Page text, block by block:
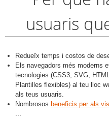
usuaris
Redueïx temps i costos de
Els navegadors més moderns
tecnologies (CSS3, SVG,
Plantilles flexibles) al teu lloc
als teus usuaris.
Nombrosos beneficis per als